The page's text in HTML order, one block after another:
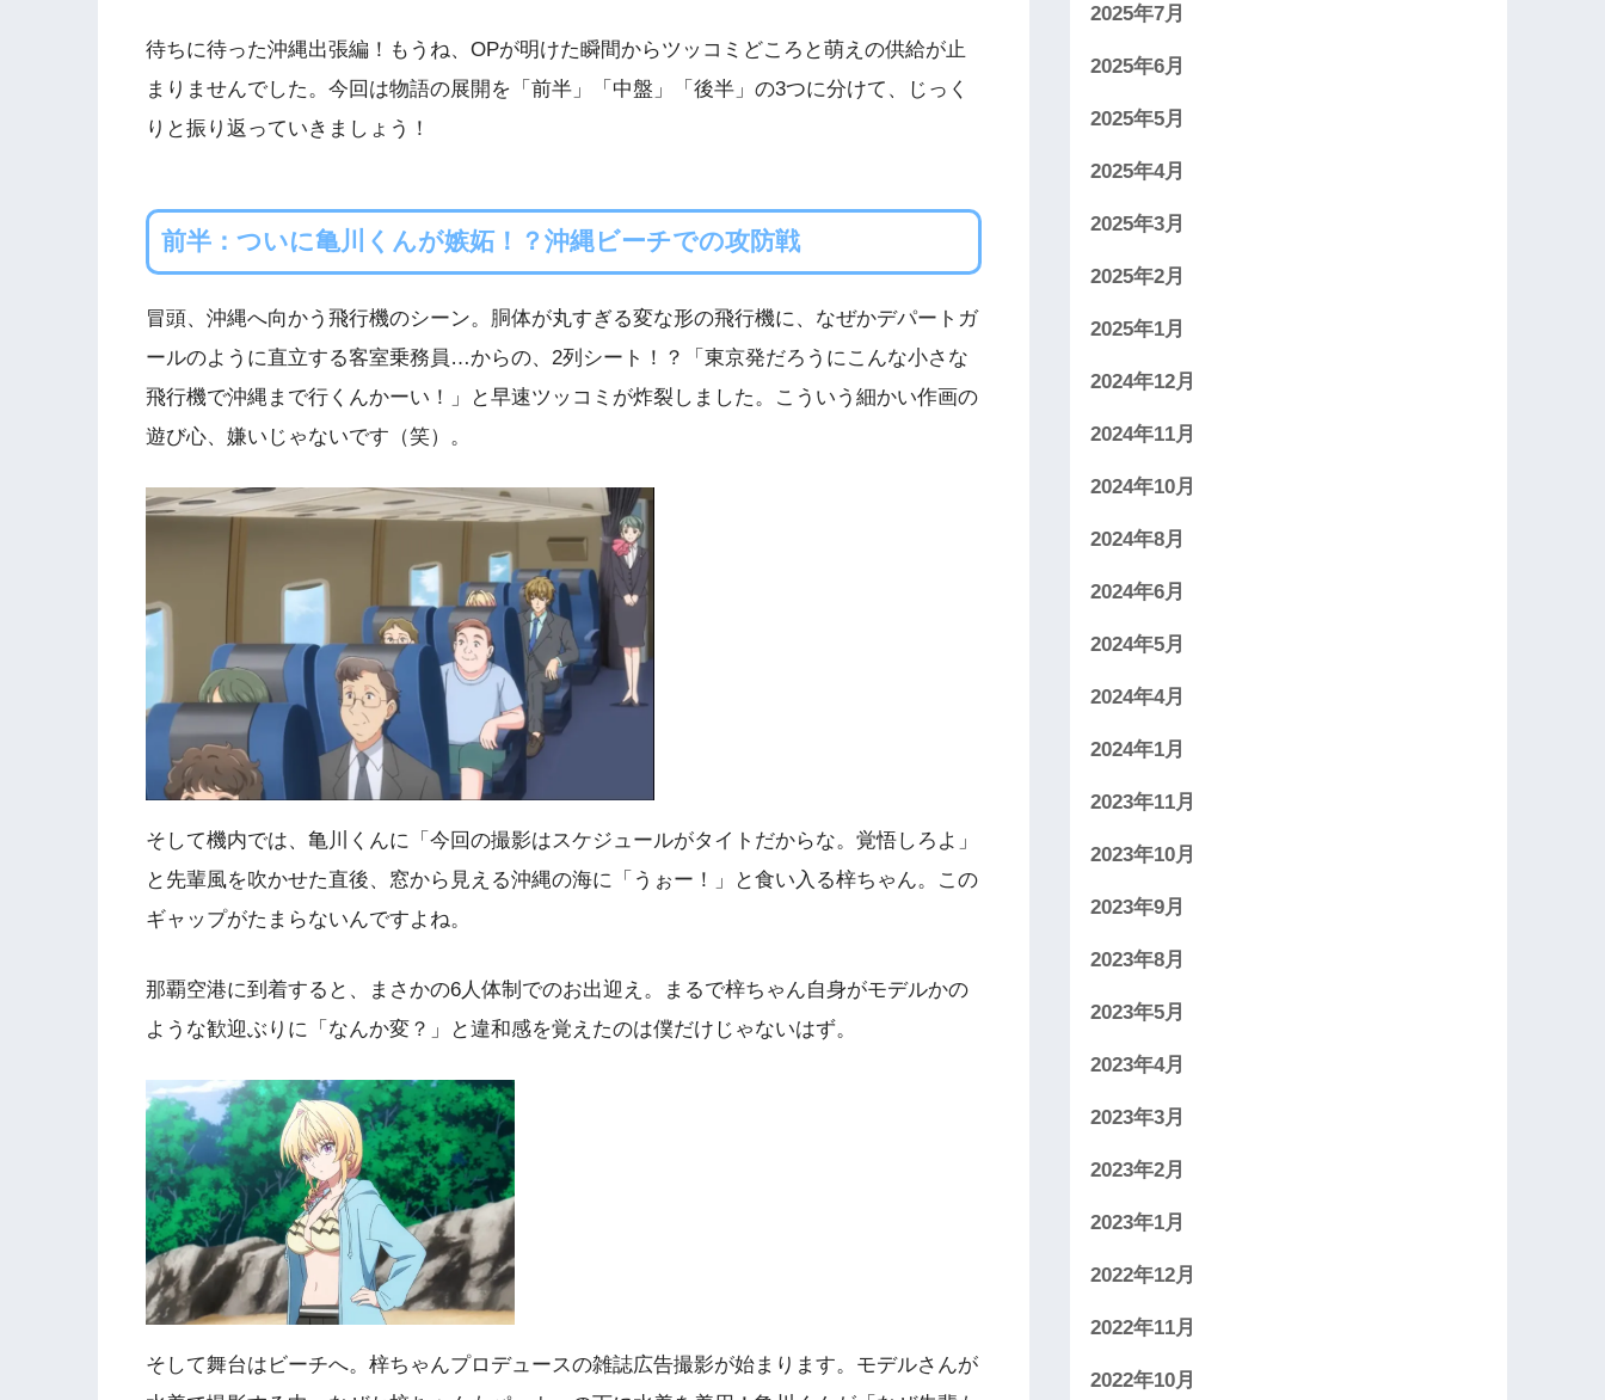
待ちに待った沖縄出張編！もうね、OPが明けた瞬間からツッコミどころと萌えの供給が止
まりませんでした。今回は物語の展開を「前半」「中盤」「後半」の3つに分けて、じっく
りと振り返っていきましょう！
前半：ついに亀川くんが嫉妬！？沖縄ビーチでの攻防戦
冒頭、沖縄へ向かう飛行機のシーン。胴体が丸すぎる変な形の飛行機に、なぜかデパートガ
ールのように直立する客室乗務員…からの、2列シート！？「東京発だろうにこんな小さな
飛行機で沖縄まで行くんかーい！」と早速ツッコミが炸裂しました。こういう細かい作画の
遊び心、嫌いじゃないです（笑）。
そして機内では、亀川くんに「今回の撮影はスケジュールがタイトだからな。覚悟しろよ」
と先輩風を吹かせた直後、窓から見える沖縄の海に「うぉー！」と食い入る梓ちゃん。この
ギャップがたまらないんですよね。
那覇空港に到着すると、まさかの6人体制でのお出迎え。まるで梓ちゃん自身がモデルかの
ような歓迎ぶりに「なんか変？」と違和感を覚えたのは僕だけじゃないはず。
そして舞台はビーチへ。梓ちゃんプロデュースの雑誌広告撮影が始まります。モデルさんが
2025年7月
2025年6月
2025年5月
2025年4月
2025年3月
2025年2月
2025年1月
2024年12月
2024年11月
2024年10月
2024年8月
2024年6月
2024年5月
2024年4月
2024年1月
2023年11月
2023年10月
2023年9月
2023年8月
2023年5月
2023年4月
2023年3月
2023年2月
2023年1月
2022年12月
2022年11月
2022年10月